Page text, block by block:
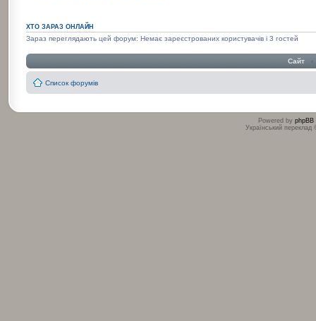
ХТО ЗАРАЗ ОНЛАЙН
Зараз переглядають цей форум: Немає зареєстрованих користувачів і 3 гостей
Сайт ‹
Список форумів
Powered by phpBB
Український